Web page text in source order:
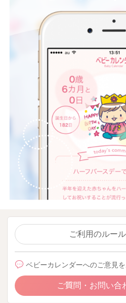
ご利用のルー
ベビーカレンダーへのご意見
ご質問・お問い合